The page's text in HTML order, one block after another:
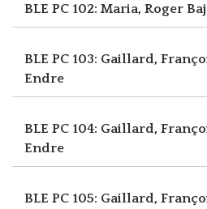
BLE PC 102: Maria, Roger
BLE PC 103: Gaillard,
Endre
BLE PC 104: Gaillard,
Endre
BLE PC 105: Gaillard,